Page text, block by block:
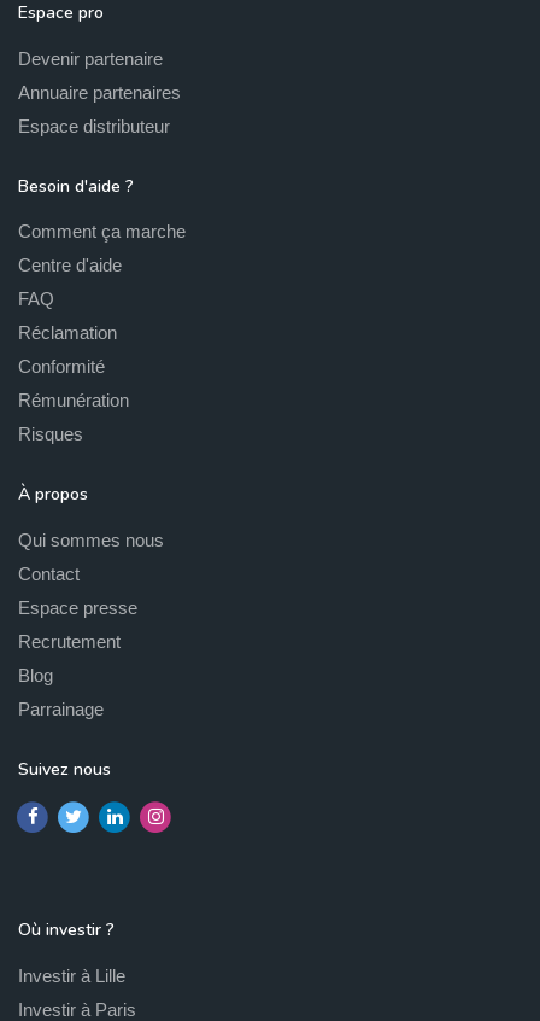
Espace pro
Devenir partenaire
Annuaire partenaires
Espace distributeur
Besoin d'aide ?
Comment ça marche
Centre d'aide
FAQ
Réclamation
Conformité
Rémunération
Risques
À propos
Qui sommes nous
Contact
Espace presse
Recrutement
Blog
Parrainage
Suivez nous
Où investir ?
Investir à Lille
Investir à Paris